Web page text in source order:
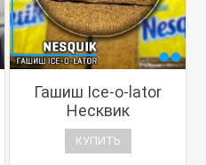
Гашиш Ice-o-lator
Несквик
КУПИТЬ